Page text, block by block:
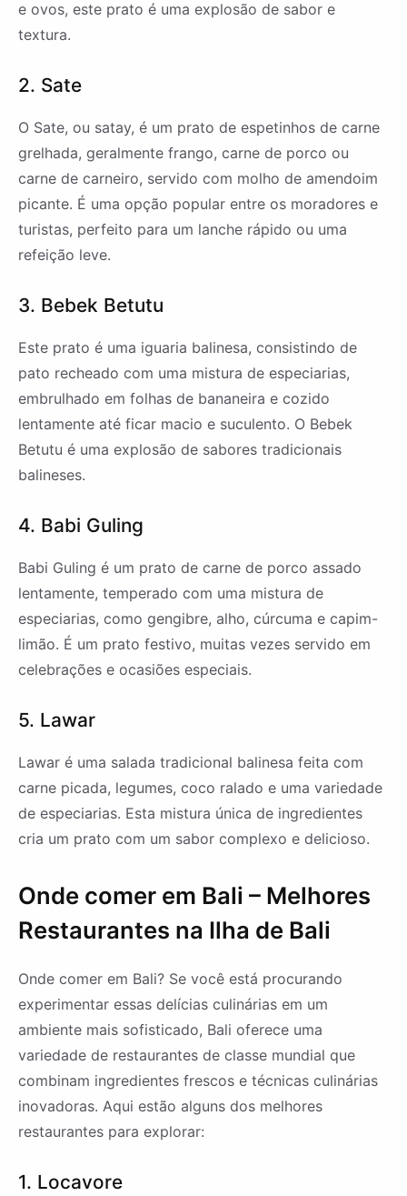
e ovos, este prato é uma explosão de sabor e
textura.
2. Sate
O Sate, ou satay, é um prato de espetinhos de carne
grelhada, geralmente frango, carne de porco ou
carne de carneiro, servido com molho de amendoim
picante. É uma opção popular entre os moradores e
turistas, perfeito para um lanche rápido ou uma
refeição leve.
3. Bebek Betutu
Este prato é uma iguaria balinesa, consistindo de
pato recheado com uma mistura de especiarias,
embrulhado em folhas de bananeira e cozido
lentamente até ficar macio e suculento. O Bebek
Betutu é uma explosão de sabores tradicionais
balineses.
4. Babi Guling
Babi Guling é um prato de carne de porco assado
lentamente, temperado com uma mistura de
especiarias, como gengibre, alho, cúrcuma e capim-
limão. É um prato festivo, muitas vezes servido em
celebrações e ocasiões especiais.
5. Lawar
Lawar é uma salada tradicional balinesa feita com
carne picada, legumes, coco ralado e uma variedade
de especiarias. Esta mistura única de ingredientes
cria um prato com um sabor complexo e delicioso.
Onde comer em Bali – Melhores
Restaurantes na Ilha de Bali
Onde comer em Bali? Se você está procurando
experimentar essas delícias culinárias em um
ambiente mais sofisticado, Bali oferece uma
variedade de restaurantes de classe mundial que
combinam ingredientes frescos e técnicas culinárias
inovadoras. Aqui estão alguns dos melhores
restaurantes para explorar:
1. Locavore